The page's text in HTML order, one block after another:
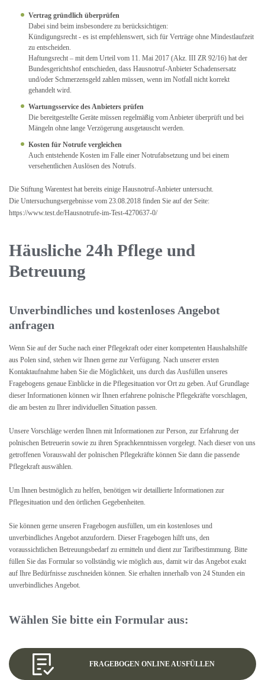
Vertrag gründlich überprüfen
Dabei sind beim insbesondere zu berücksichtigen:
Kündigungsrecht - es ist empfehlenswert, sich für Verträge ohne Mindestlaufzeit
zu entscheiden.
Haftungsrecht – mit dem Urteil vom 11. Mai 2017 (Akz. III ZR 92/16) hat der
Bundesgerichtshof entschieden, dass Hausnotruf-Anbieter Schadensersatz
und/oder Schmerzensgeld zahlen müssen, wenn im Notfall nicht korrekt
gehandelt wird.
Wartungsservice des Anbieters prüfen
Die bereitgestellte Geräte müssen regelmäßig vom Anbieter überprüft und bei
Mängeln ohne lange Verzögerung ausgetauscht werden.
Kosten für Notrufe vergleichen
Auch entstehende Kosten im Falle einer Notrufabsetzung und bei einem
versehentlichen Auslösen des Notrufs.
Die Stiftung Warentest hat bereits einige Hausnotruf-Anbieter untersucht.
Die Untersuchungsergebnisse vom 23.08.2018 finden Sie auf der Seite:
https://www.test.de/Hausnotrufe-im-Test-4270637-0/
Häusliche 24h Pflege und
Betreuung
Unverbindliches und kostenloses Angebot
anfragen
Wenn Sie auf der Suche nach einer Pflegekraft oder einer kompetenten Haushaltshilfe
aus Polen sind, stehen wir Ihnen gerne zur Verfügung. Nach unserer ersten
Kontaktaufnahme haben Sie die Möglichkeit, uns durch das Ausfüllen unseres
Fragebogens genaue Einblicke in die Pflegesituation vor Ort zu geben. Auf Grundlage
dieser Informationen können wir Ihnen erfahrene polnische Pflegekräfte vorschlagen,
die am besten zu Ihrer individuellen Situation passen.
Unsere Vorschläge werden Ihnen mit Informationen zur Person, zur Erfahrung der
polnischen Betreuerin sowie zu ihren Sprachkenntnissen vorgelegt. Nach dieser von uns
getroffenen Vorauswahl der polnischen Pflegekräfte können Sie dann die passende
Pflegekraft auswählen.
Um Ihnen bestmöglich zu helfen, benötigen wir detaillierte Informationen zur
Pflegesituation und den örtlichen Gegebenheiten.
Sie können gerne unseren Fragebogen ausfüllen, um ein kostenloses und
unverbindliches Angebot anzufordern. Dieser Fragebogen hilft uns, den
voraussichtlichen Betreuungsbedarf zu ermitteln und dient zur Tarifbestimmung. Bitte
füllen Sie das Formular so vollständig wie möglich aus, damit wir das Angebot exakt
auf Ihre Bedürfnisse zuschneiden können. Sie erhalten innerhalb von 24 Stunden ein
unverbindliches Angebot.
Wählen Sie bitte ein Formular aus:
FRAGEBOGEN ONLINE AUSFÜLLEN